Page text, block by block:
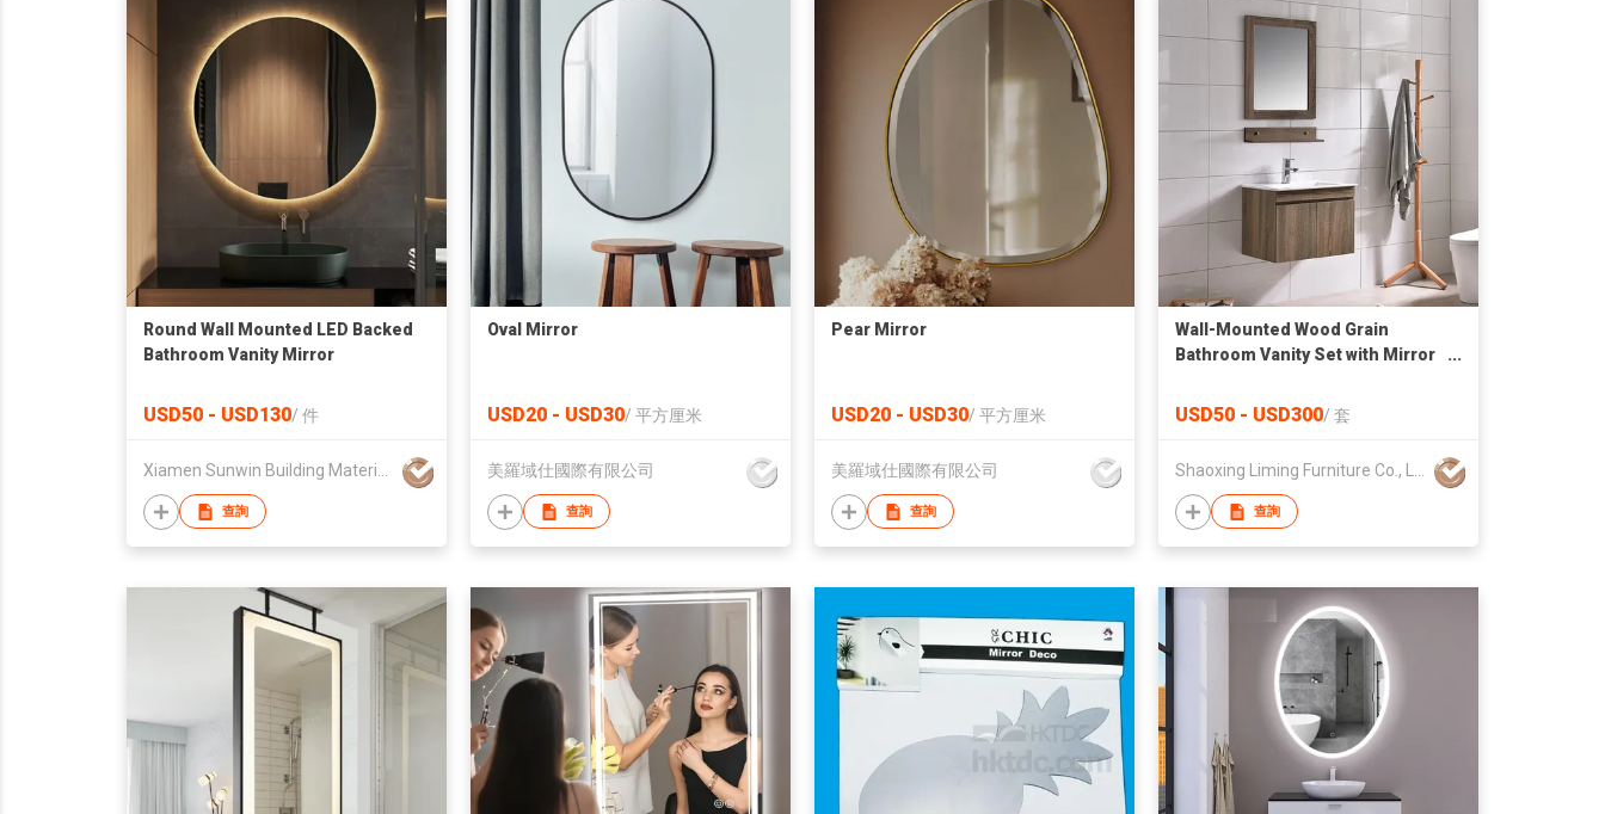
Round Wall Mounted LED Backed
Bathroom Vanity Mirror
USD50 - USD130/ 件
查詢
Oval Mirror
USD20 - USD30/ 平方厘米
美羅域仕國際有限公司
查詢
Pear Mirror
USD20 - USD30/ 平方厘米
美羅域仕國際有限公司
查詢
Wall-Mounted Wood Grain
Bathroom Vanity Set with Mirror
USD50 - USD300/ 套
查詢